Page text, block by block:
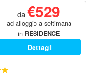
da€529
ad alloggio a settimana
in RESIDENCE
Dettagli